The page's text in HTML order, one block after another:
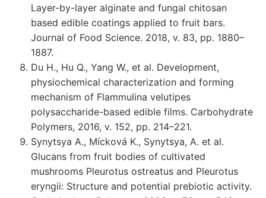
Layer-by-layer alginate and fungal chitosan
based edible coatings applied to fruit bars.
Journal of Food Science. 2018, v. 83, pp. 1880–
1887.
Du H., Hu Q., Yang W., et al. Development,
physiochemical characterization and forming
mechanism of Flammulina velutipes
polysaccharide-based edible films. Carbohydrate
Polymers, 2016, v. 152, pp. 214–221.
Synytsya A., Mícková K., Synytsya, A. et al.
Glucans from fruit bodies of cultivated
mushrooms Pleurotus ostreatus and Pleurotus
eryngii: Structure and potential prebiotic activity.